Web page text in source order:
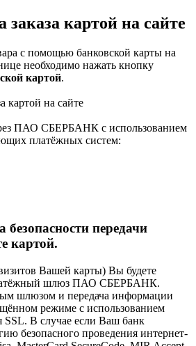
картой на сайте
с помощью банковской карты на
необходимо нажать кнопку
картой.
ПАО СБЕРБАНК с использованием
платёжных систем:
безопасности передачи
картой.
Вашей карты) Вы будете
шлюз ПАО СБЕРБАНК.
шлюзом и передача информации
режиме с использованием
SSL. В случае если Ваш банк
безопасного проведения интернет-